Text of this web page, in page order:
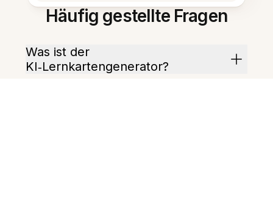
Häufig gestellte Fragen
Was ist der
KI‑Lernkartengenerator?